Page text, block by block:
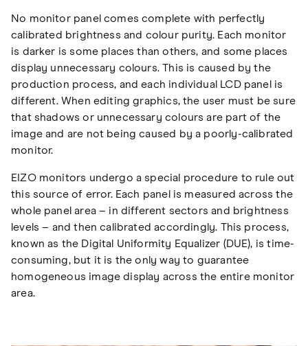
No monitor panel comes complete with perfectly
calibrated brightness and colour purity. Each monitor
is darker is some places than others, and some places
display unnecessary colours. This is caused by the
production process, and each individual LCD panel is
different. When editing graphics, the user must be sure
that shadows or unnecessary colours are part of the
image and are not being caused by a poorly-calibrated
monitor.
EIZO monitors undergo a special procedure to rule out
this source of error. Each panel is measured across the
whole panel area – in different sectors and brightness
levels – and then calibrated accordingly. This process,
known as the Digital Uniformity Equalizer (DUE), is time-
consuming, but it is the only way to guarantee
homogeneous image display across the entire monitor
area.